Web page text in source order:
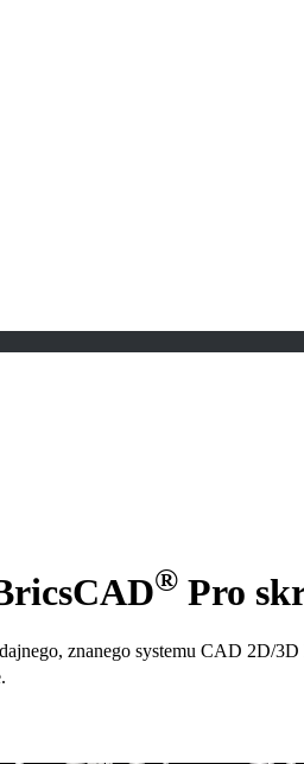
® Pro
znanego systemu CAD